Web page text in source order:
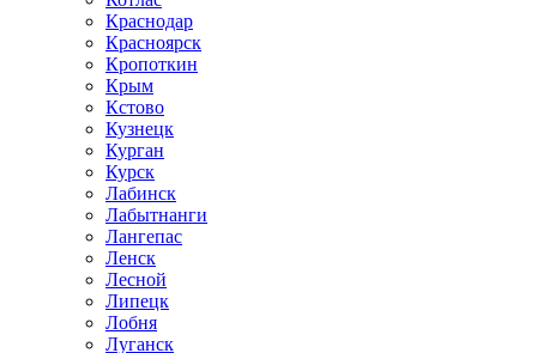
Краснодар
Красноярск
Кропоткин
Крым
Кстово
Кузнецк
Курган
Курск
Лабинск
Лабытнанги
Лангепас
Ленск
Лесной
Липецк
Лобня
Луганск